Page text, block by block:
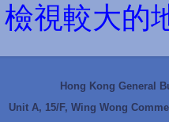
檢視較大的
Hong Kong General
Unit A, 15/F, Wing Wong